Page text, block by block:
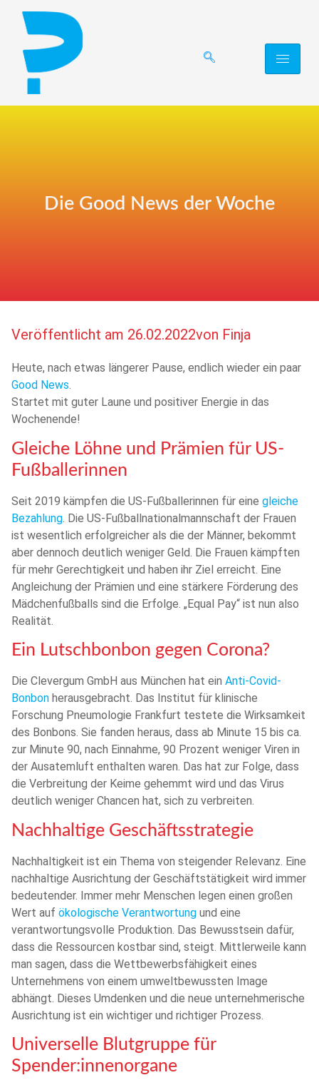
Die Good News der Woche
Veröffentlicht am 26.02.2022von Finja
Heute, nach etwas längerer Pause, endlich wieder ein paar
Good News.
Startet mit guter Laune und positiver Energie in das
Wochenende!
Gleiche Löhne und Prämien für US-
Fußballerinnen
Seit 2019 kämpfen die US-Fußballerinnen für eine gleiche
Bezahlung. Die US-Fußballnationalmannschaft der Frauen
ist wesentlich erfolgreicher als die der Männer, bekommt
aber dennoch deutlich weniger Geld. Die Frauen kämpften
für mehr Gerechtigkeit und haben ihr Ziel erreicht. Eine
Angleichung der Prämien und eine stärkere Förderung des
Mädchenfußballs sind die Erfolge. „Equal Pay“ ist nun also
Realität.
Ein Lutschbonbon gegen Corona?
Die Clevergum GmbH aus München hat ein Anti-Covid-
Bonbon herausgebracht. Das Institut für klinische
Forschung Pneumologie Frankfurt testete die Wirksamkeit
des Bonbons. Sie fanden heraus, dass ab Minute 15 bis ca.
zur Minute 90, nach Einnahme, 90 Prozent weniger Viren in
der Ausatemluft enthalten waren. Das hat zur Folge, dass
die Verbreitung der Keime gehemmt wird und das Virus
deutlich weniger Chancen hat, sich zu verbreiten.
Nachhaltige Geschäftsstrategie
Nachhaltigkeit ist ein Thema von steigender Relevanz. Eine
nachhaltige Ausrichtung der Geschäftstätigkeit wird immer
bedeutender. Immer mehr Menschen legen einen großen
Wert auf ökologische Verantwortung und eine
verantwortungsvolle Produktion. Das Bewusstsein dafür,
dass die Ressourcen kostbar sind, steigt. Mittlerweile kann
man sagen, dass die Wettbewerbsfähigkeit eines
Unternehmens von einem umweltbewussten Image
abhängt. Dieses Umdenken und die neue unternehmerische
Ausrichtung ist ein wichtiger und richtiger Prozess.
Universelle Blutgruppe für
Spender:innenorgane